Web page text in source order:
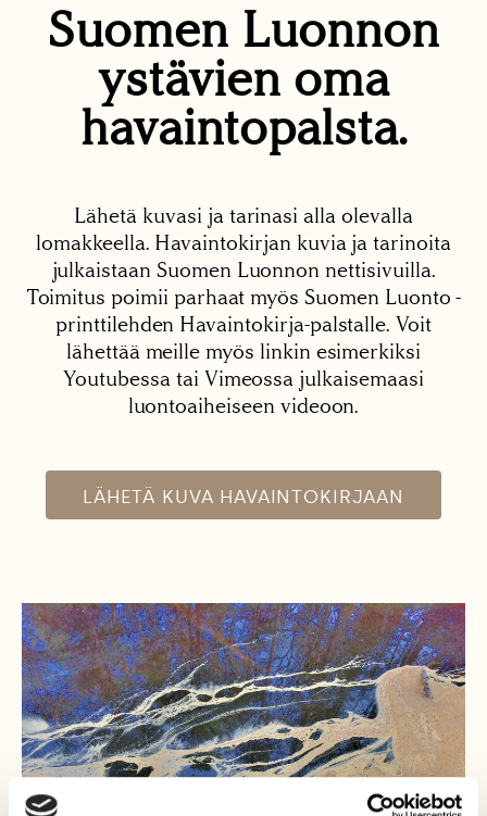
Suomen Luonnon
ystävien oma
havaintopalsta.
Lähetä kuvasi ja tarinasi alla olevalla
lomakkeella. Havaintokirjan kuvia ja tarinoita
julkaistaan Suomen Luonnon nettisivuilla.
Toimitus poimii parhaat myös Suomen Luonto -
printtilehden Havaintokirja-palstalle. Voit
lähettää meille myös linkin esimerkiksi
Youtubessa tai Vimeossa julkaisemaasi
luontoaiheiseen videoon.
LÄHETÄ KUVA HAVAINTOKIRJAAN